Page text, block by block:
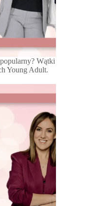
Wątki
Young Adult.